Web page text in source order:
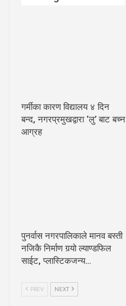
गर्मीका कारण विद्यालय ४ दिन
बन्द, नगरप्रमुखद्वारा ‘लु’ बाट बच्न
आग्रह
पुनर्वास नगरपालिकाले मानव बस्ती
नजिकै निर्माण गर्‍यो ल्याण्डफिल
साईट, प्लास्टिकजन्य…
PREV NEXT